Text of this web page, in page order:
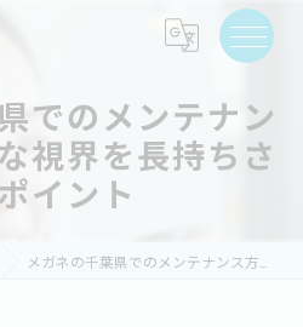
でのメンテナン
視界を長持ちさ
イント
メガネの千葉県でのメンテナンス方法と快適な視界を長持ちさせるポイント